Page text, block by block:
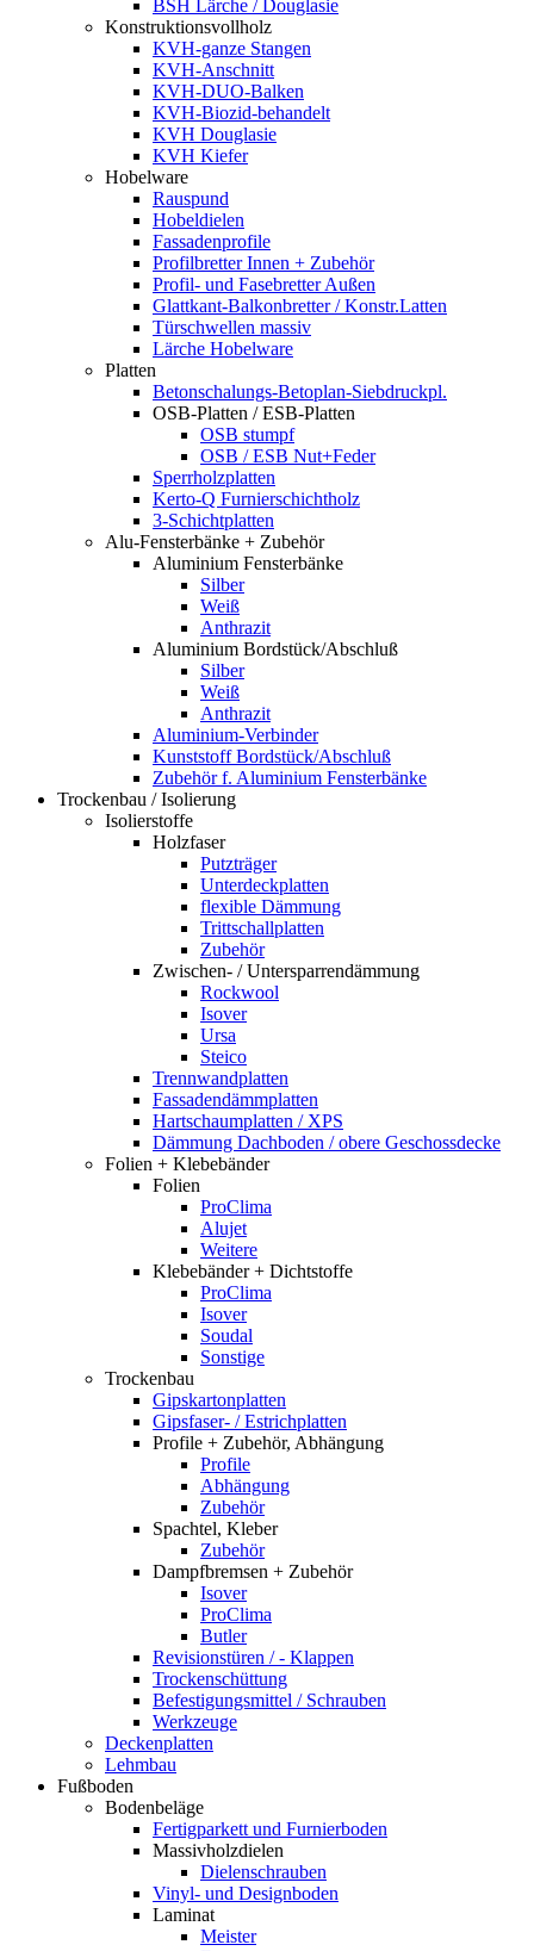
BSH Lärche / Douglasie
Konstruktionsvollholz
KVH-ganze Stangen
KVH-Anschnitt
KVH-DUO-Balken
KVH-Biozid-behandelt
KVH Douglasie
KVH Kiefer
Hobelware
Rauspund
Hobeldielen
Fassadenprofile
Profilbretter Innen + Zubehör
Profil- und Fasebretter Außen
Glattkant-Balkonbretter / Konstr.Latten
Türschwellen massiv
Lärche Hobelware
Platten
Betonschalungs-Betoplan-Siebdruckpl.
OSB-Platten / ESB-Platten
OSB stumpf
OSB / ESB Nut+Feder
Sperrholzplatten
Kerto-Q Furnierschichtholz
3-Schichtplatten
Alu-Fensterbänke + Zubehör
Aluminium Fensterbänke
Silber
Weiß
Anthrazit
Aluminium Bordstück/Abschluß
Silber
Weiß
Anthrazit
Aluminium-Verbinder
Kunststoff Bordstück/Abschluß
Zubehör f. Aluminium Fensterbänke
Trockenbau / Isolierung
Isolierstoffe
Holzfaser
Putzträger
Unterdeckplatten
flexible Dämmung
Trittschallplatten
Zubehör
Zwischen- / Untersparrendämmung
Rockwool
Isover
Ursa
Steico
Trennwandplatten
Fassadendämmplatten
Hartschaumplatten / XPS
Dämmung Dachboden / obere Geschossdecke
Folien + Klebebänder
Folien
ProClima
Alujet
Weitere
Klebebänder + Dichtstoffe
ProClima
Isover
Soudal
Sonstige
Trockenbau
Gipskartonplatten
Gipsfaser- / Estrichplatten
Profile + Zubehör, Abhängung
Profile
Abhängung
Zubehör
Spachtel, Kleber
Zubehör
Dampfbremsen + Zubehör
Isover
ProClima
Butler
Revisionstüren / - Klappen
Trockenschüttung
Befestigungsmittel / Schrauben
Werkzeuge
Deckenplatten
Lehmbau
Fußboden
Bodenbeläge
Fertigparkett und Furnierboden
Massivholzdielen
Dielenschrauben
Vinyl- und Designboden
Laminat
Meister